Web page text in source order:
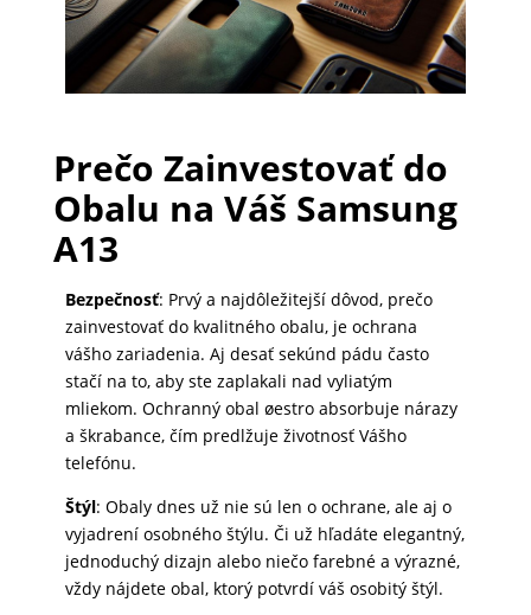
MOBILY
TABLETY
NOTEBOOK
GAMING
AUTOPRÍSLUŠENSTVO
DOMÁCNOSŤ
Prečo Zainvestovať do
Obalu na Váš Samsung
A13
Bezpečnosť: Prvý a najdôležitejší dôvod, prečo
zainvestovať do kvalitného obalu, je ochrana
vášho zariadenia. Aj desať sekúnd pádu často
stačí na to, aby ste zaplakali nad vyliatým
mliekom. Ochranný obal øestro absorbuje nárazy
a škrabance, čím predlžuje životnosť Vášho
telefónu.
Štýl: Obaly dnes už nie sú len o ochrane, ale aj o
vyjadrení osobného štýlu. Či už hľadáte elegantný,
jednoduchý dizajn alebo niečo farebné a výrazné,
vždy nájdete obal, ktorý potvrdí váš osobitý štýl.